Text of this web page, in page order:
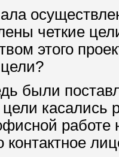
четкие
этого
были
касались
работе
контактное